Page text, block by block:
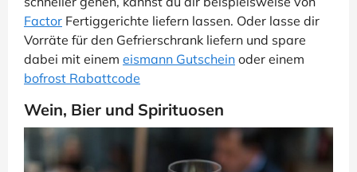
Factor Fertiggerichte liefern lassen. Oder lasse dir
Vorräte für den Gefrierschrank liefern und spare
dabei mit einem eismann Gutschein oder einem
bofrost Rabattcode
Wein, Bier und Spirituosen